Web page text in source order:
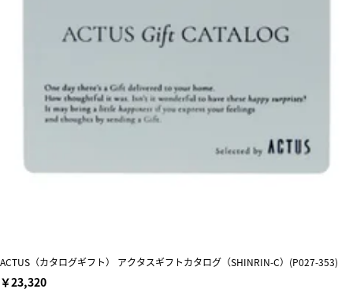
ACTUS（カタログギフト） アクタスギフトカタログ（SHINRIN-C）(P027-353)
￥23,320